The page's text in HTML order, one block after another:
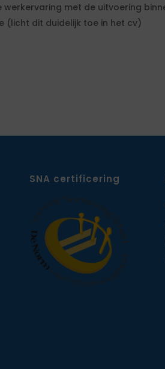
met de uitvoering
(licht dit duidelijk toe in het cv)
SNA certificering